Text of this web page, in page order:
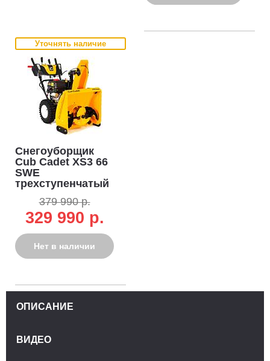
колёс, LED фара,
Уточнять наличие
Снегоуборщик
Cub Cadet XS3 66
SWE
трехступенчатый
ThorX, 420
куб.см., эл/
стартер 220В,
разблокировка
колёс, LED фара,
116 кг.)
379 990 р.
329 990 р.
Нет в наличии
ОПИСАНИЕ
ВИДЕО